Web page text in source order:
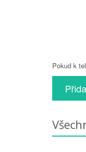
Pokud k